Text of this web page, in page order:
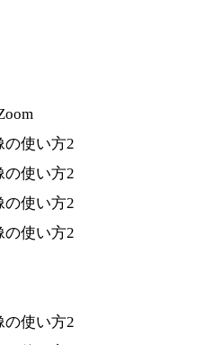
の使い方2
の使い方2
の使い方2
の使い方2
の使い方2